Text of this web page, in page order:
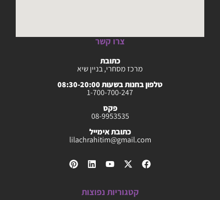
צרו קשר
כתובת
מרכז מסחרי, בניין שיא
טלפון בחנות בשעות 08:30-20:00
1-700-700-247
פקס
08-9953535
כתובת אימייל
lilachrahitim@gmail.com
קטגוריות נפוצות